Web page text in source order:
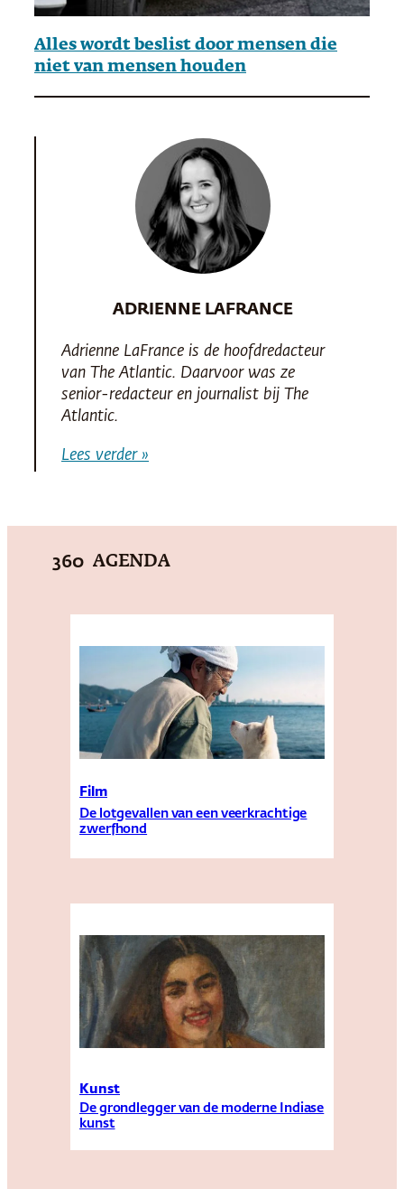
Alles wordt beslist door mensen die
niet van mensen houden
ADRIENNE LAFRANCE
Adrienne LaFrance is de hoofdredacteur
van The Atlantic. Daarvoor was ze
senior-redacteur en journalist bij The
Atlantic.
Lees verder »
360 AGENDA
Film
De lotgevallen van een veerkrachtige
zwerfhond
Kunst
De grondlegger van de moderne Indiase
kunst